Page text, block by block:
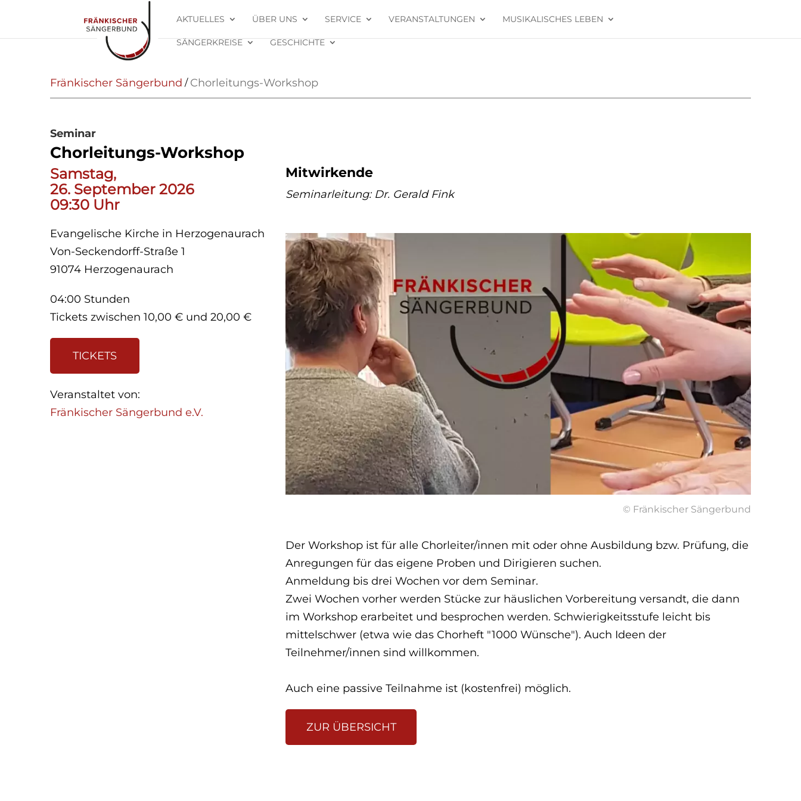
AKTUELLES ÜBER UNS SERVICE VERANSTALTUNGEN MUSIKALISCHES LEBEN
SÄNGERKREISE GESCHICHTE
Fränkischer Sängerbund / Chorleitungs-Workshop
Seminar
Chorleitungs-Workshop
Samstag,
26. September 2026
09:30 Uhr
Evangelische Kirche in Herzogenaurach
Von-Seckendorff-Straße 1
91074 Herzogenaurach
04:00 Stunden
Tickets zwischen 10,00 € und 20,00 €
TICKETS
Veranstaltet von:
Fränkischer Sängerbund e.V.
Mitwirkende
Seminarleitung: Dr. Gerald Fink
© Fränkischer Sängerbund
Der Workshop ist für alle Chorleiter/innen mit oder ohne Ausbildung bzw. Prüfung, die
Anregungen für das eigene Proben und Dirigieren suchen.
Anmeldung bis drei Wochen vor dem Seminar.
Zwei Wochen vorher werden Stücke zur häuslichen Vorbereitung versandt, die dann
im Workshop erarbeitet und besprochen werden. Schwierigkeitsstufe leicht bis
mittelschwer (etwa wie das Chorheft "1000 Wünsche"). Auch Ideen der
Teilnehmer/innen sind willkommen.
Auch eine passive Teilnahme ist (kostenfrei) möglich.
ZUR ÜBERSICHT